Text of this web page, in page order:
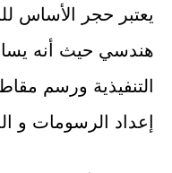
يعتبر حجر الأساس
هندسي حيث أنه
التنفيذية ورسم
إعداد الرسومات و